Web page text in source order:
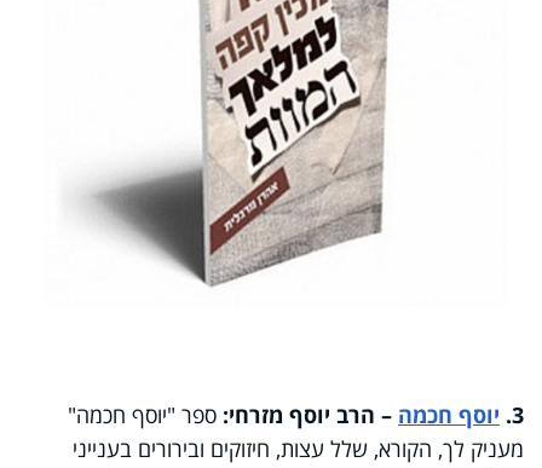
3. יוסף חכמה – הרב יוסף מזרחי: ספר "יוסף חכמה"
מעניק לך, הקורא, שלל עצות, חיזוקים ובירורים בענייני